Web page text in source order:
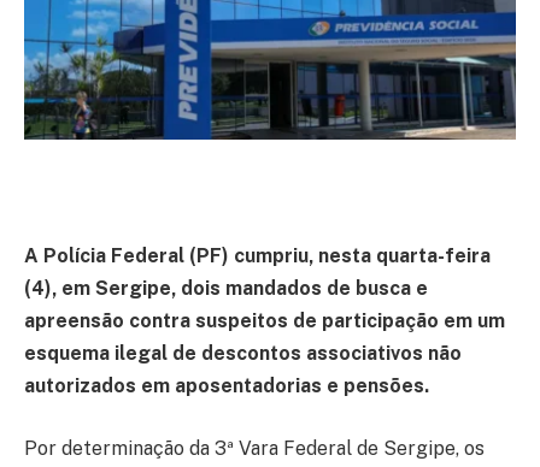
A Polícia Federal (PF) cumpriu, nesta quarta-feira
(4), em Sergipe, dois mandados de busca e
apreensão contra suspeitos de participação em um
esquema ilegal de descontos associativos não
autorizados em aposentadorias e pensões.
Por determinação da 3ª Vara Federal de Sergipe, os